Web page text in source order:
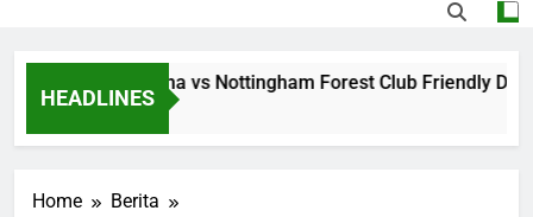
HEADLINES
Barcelona vs Nottingham Forest Club Friendly Dini
Home
Berita